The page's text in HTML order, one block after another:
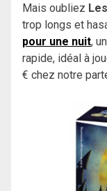
Mais oubliez
trop longs et
pour une nuit,
rapide, idéal à
€ chez notre